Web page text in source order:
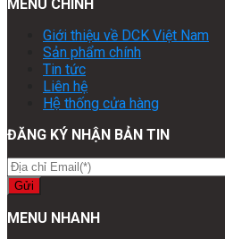
MENU CHÍNH
Giới thiệu về DCK Việt Nam
Sản phẩm chính
Tin tức
Liên hệ
Hệ thống cửa hàng
ĐĂNG KÝ NHẬN BẢN TIN
MENU NHANH